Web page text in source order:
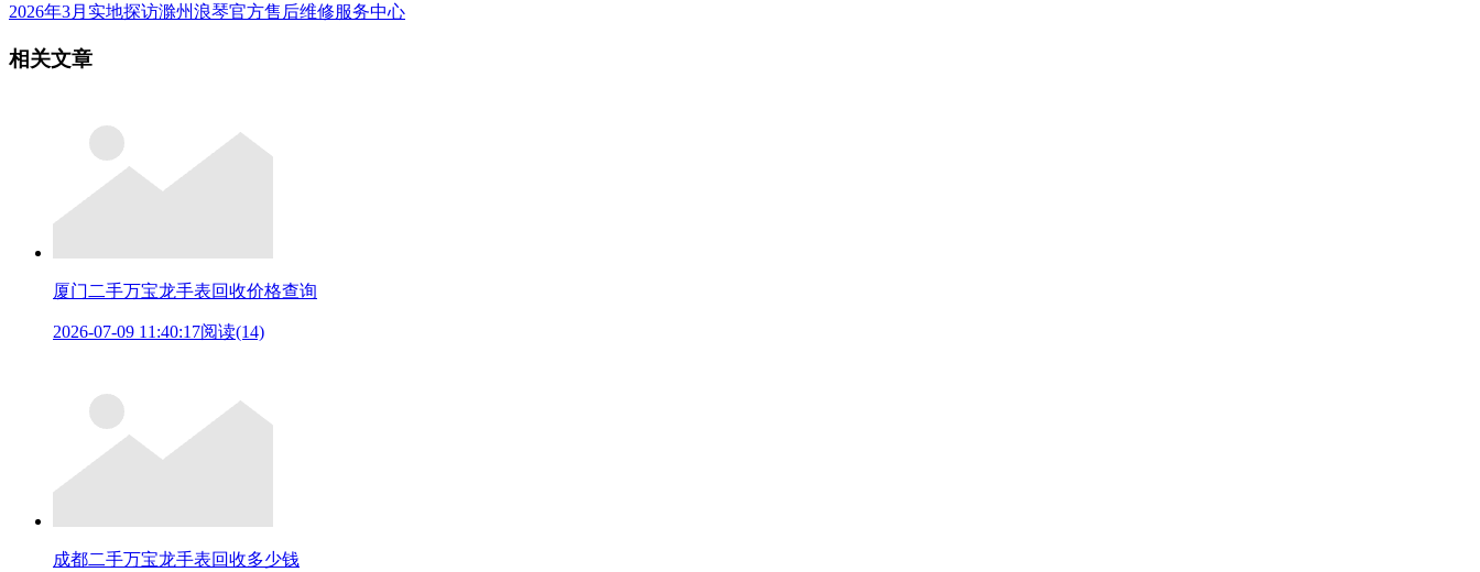
2026年3月实地探访滁州浪琴官方售后维修服务中心
相关文章
厦门二手万宝龙手表回收价格查询
2026-07-09 11:40:17阅读(14)
成都二手万宝龙手表回收多少钱